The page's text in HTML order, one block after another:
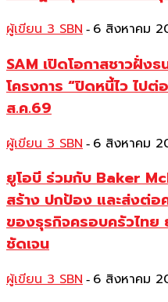
ผู้เขียน 3 SBN - 6 สิงหาคม
SAM เปิดโอกาสชาวฝั่ง
โครงการ “ปิดหนี้ไว ไป
ส.ค.69
ผู้เขียน 3 SBN - 6 สิงหาคม
ยูโอบี ร่วมกับ Baker
สร้าง ปกป้อง และส่งต่อ
ของธุรกิจครอบครัวไท
ชัดเจน
ผู้เขียน 3 SBN - 6 สิงหาคม